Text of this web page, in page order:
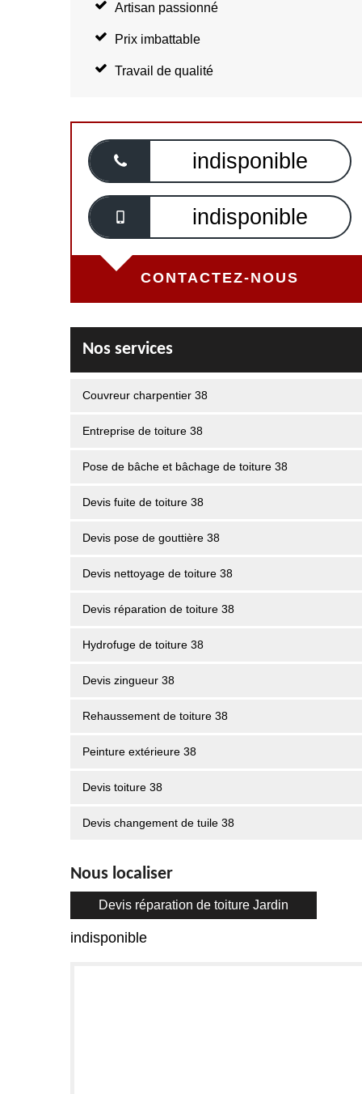
Artisan passionné
Prix imbattable
Travail de qualité
indisponible
indisponible
CONTACTEZ-NOUS
Nos services
Couvreur charpentier 38
Entreprise de toiture 38
Pose de bâche et bâchage de toiture 38
Devis fuite de toiture 38
Devis pose de gouttière 38
Devis nettoyage de toiture 38
Devis réparation de toiture 38
Hydrofuge de toiture 38
Devis zingueur 38
Rehaussement de toiture 38
Peinture extérieure 38
Devis toiture 38
Devis changement de tuile 38
Nous localiser
Devis réparation de toiture Jardin
indisponible